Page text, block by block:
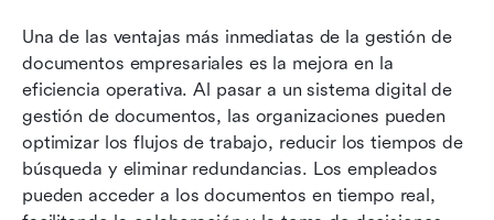
Una de las ventajas más inmediatas de la gestión de
documentos empresariales es la mejora en la
eficiencia operativa. Al pasar a un sistema digital de
gestión de documentos, las organizaciones pueden
optimizar los flujos de trabajo, reducir los tiempos de
búsqueda y eliminar redundancias. Los empleados
pueden acceder a los documentos en tiempo real,